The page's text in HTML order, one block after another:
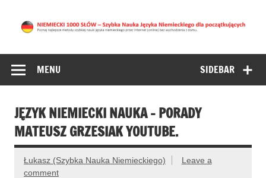
SŁÓW – Nauka
Niemieckiego dla
początkujących
znajdziesz tu najlepsze metody nauki języka niemieckiego
przez Internet bez wychodzenia z domu. (Niemiecki Online
SIDEBAR
MENU
JĘZYK NIEMIECKI NAUKA – PORADY
MATEUSZ GRZESIAK YOUTUBE.
Łukasz (Szybka Nauka Niemieckiego)
Leave a
comment